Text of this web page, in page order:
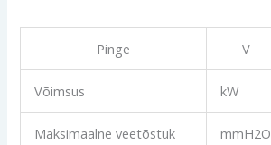
Pinge V
Võimsus kW
Maksimaalne veetõstuk
mmH2O